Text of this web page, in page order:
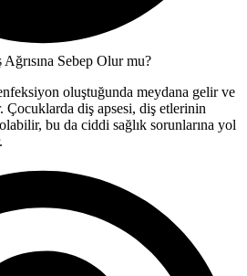
Sebep Olur mu?
oluştuğunda meydana gelir ve
Çocuklarda diş apsesi, diş etlerinin
bu da ciddi sağlık sorunlarına yol